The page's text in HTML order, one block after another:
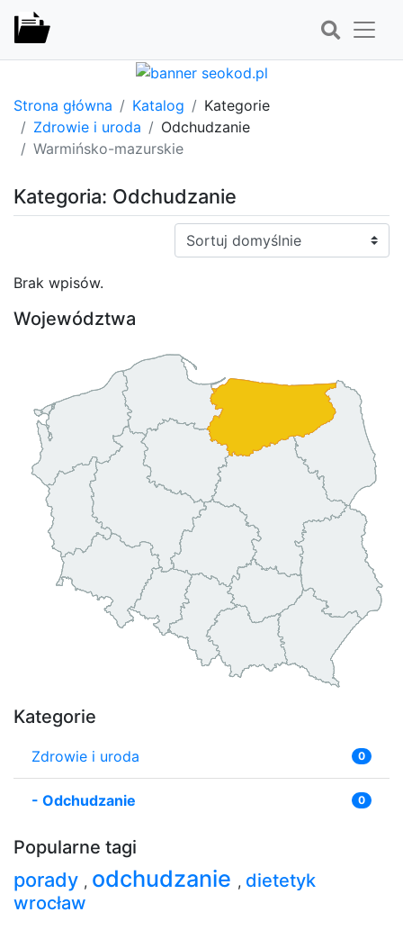
Strona główna Katalog
Kategorie
Zdrowie i uroda
Odchudzanie
Warmińsko-mazurskie
Kategoria: Odchudzanie
Sortuj:
Brak wpisów.
Województwa
Kategorie
Zdrowie i uroda 0
- Odchudzanie 0
Popularne tagi
porady , odchudzanie , dietetyk
wrocław